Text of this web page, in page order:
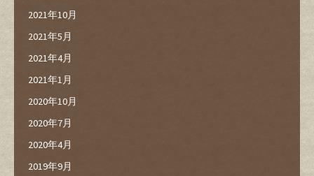
2021年10月
2021年5月
2021年4月
2021年1月
2020年10月
2020年7月
2020年4月
2019年9月